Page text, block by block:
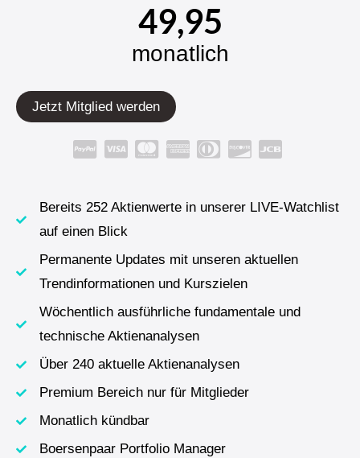
49,95
monatlich
Jetzt Mitglied werden
Bereits 252 Aktienwerte in unserer LIVE-Watchlist
auf einen Blick
Permanente Updates mit unseren aktuellen
Trendinformationen und Kurszielen
Wöchentlich ausführliche fundamentale und
technische Aktienanalysen
Über 240 aktuelle Aktienanalysen
Premium Bereich nur für Mitglieder
Monatlich kündbar
Boersenpaar Portfolio Manager